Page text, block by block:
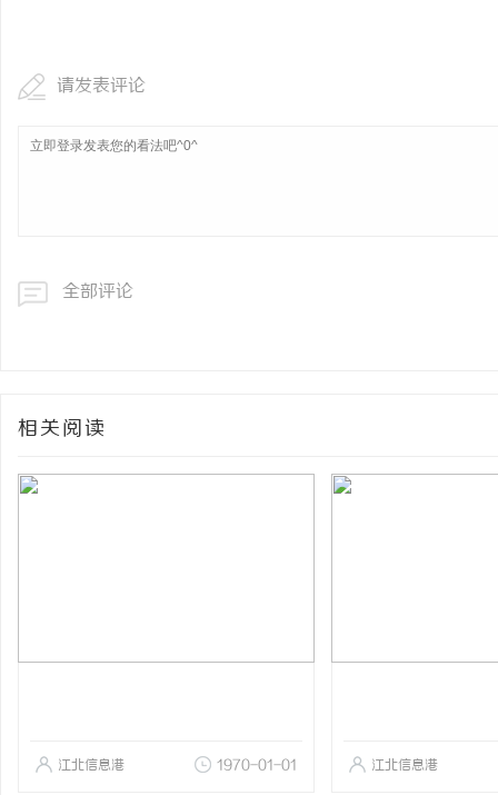
请发表评论
全部评论
相关阅读
江北信息港 1970-01-01 江北信息港